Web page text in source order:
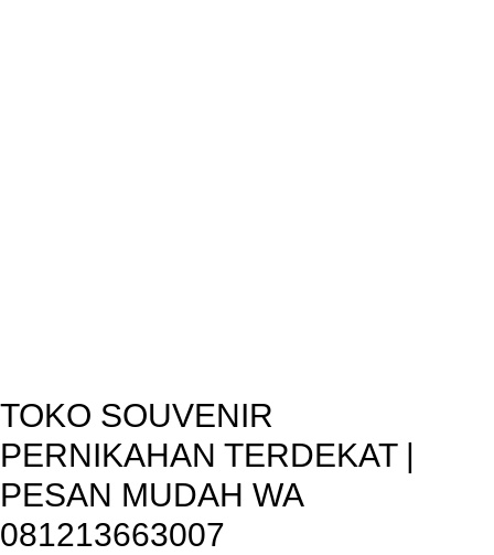
TOKO SOUVENIR
PERNIKAHAN TERDEKAT |
PESAN MUDAH WA
081213663007